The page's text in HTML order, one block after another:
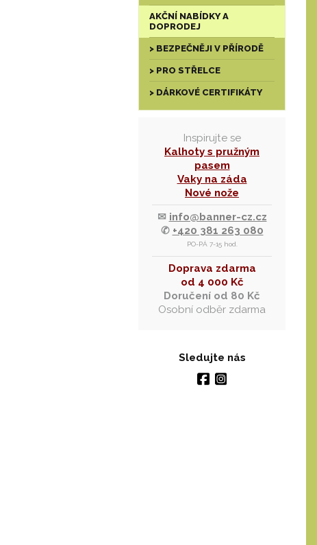
AKČNÍ NABÍDKY A
DOPRODEJ
> BEZPEČNĚJI V PŘÍRODĚ
> PRO STŘELCE
> DÁRKOVÉ CERTIFIKÁTY
Inspirujte se
Kalhoty s pružným
pasem
Vaky na záda
Nové nože
✉ info@banner-cz.cz
✆ +420 381 263 080
PO-PÁ 7-15 hod.
Doprava zdarma
od 4 000 Kč
Doručení od 80 Kč
Osobní odběr zdarma
Sledujte nás